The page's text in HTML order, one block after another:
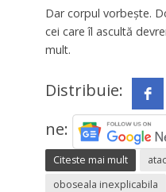
Dar corpul vorbește.
cei care îl ascultă
mult.
Distribuie:
ne:
Citeste mai mult
oboseala inexplicabila